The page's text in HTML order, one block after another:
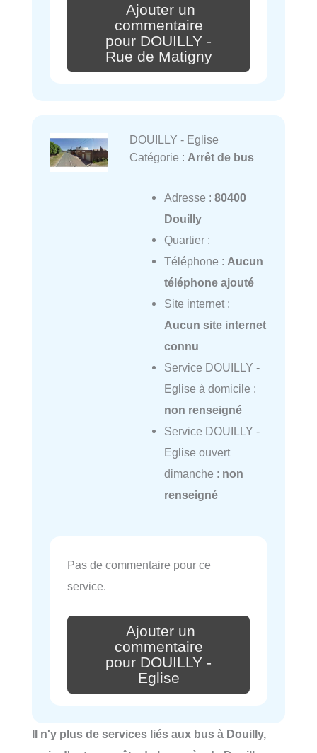
Ajouter un
commentaire
pour DOUILLY -
Rue de Matigny
DOUILLY - Eglise
Catégorie : Arrêt de bus
Adresse : 80400
Douilly
Quartier :
Téléphone : Aucun
téléphone ajouté
Site internet :
Aucun site internet
connu
Service DOUILLY -
Eglise à domicile :
non renseigné
Service DOUILLY -
Eglise ouvert
dimanche : non
renseigné
Pas de commentaire pour ce
service.
Ajouter un
commentaire
pour DOUILLY -
Eglise
Il n'y plus de services liés aux bus à Douilly,